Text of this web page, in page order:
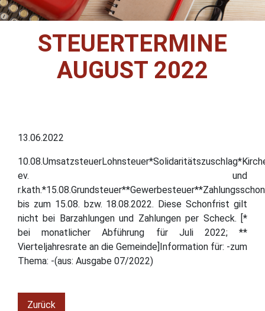
STEUERTERMINE
AUGUST 2022
13.06.2022
ev. und
bis zum 15.08. bzw. 18.08.2022. Diese Schonfrist gilt
nicht bei Barzahlungen und Zahlungen per Scheck. [*
bei monatlicher Abführung für Juli 2022; **
Vierteljahresrate an die Gemeinde]Information für: -zum
Thema: -(aus: Ausgabe 07/2022)
Zurück